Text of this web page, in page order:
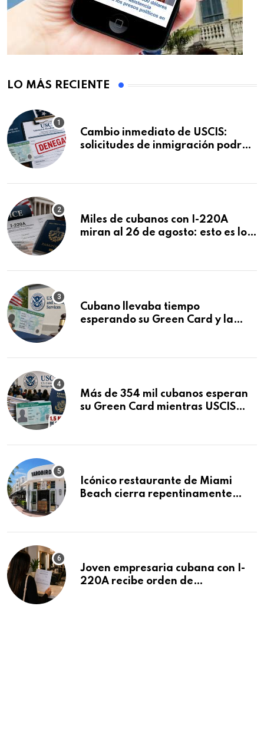
LO MÁS RECIENTE
Cambio inmediato de USCIS:
solicitudes de inmigración podrán
Miles de cubanos con I-220A
miran al 26 de agosto: esto es lo
Cubano llevaba tiempo
esperando su Green Card y la
Más de 354 mil cubanos esperan
su Green Card mientras USCIS
Icónico restaurante de Miami
Beach cierra repentinamente
Joven empresaria cubana con I-
220A recibe orden de